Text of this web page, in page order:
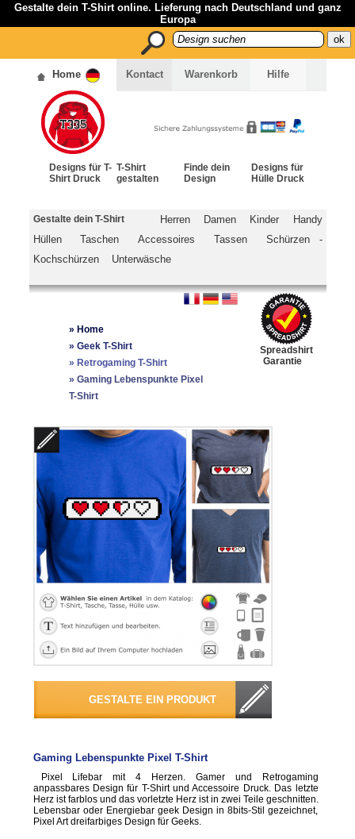
Gestalte dein T-Shirt online. Lieferung nach Deutschland und ganz
Europa
Home Kontact Warenkorb Hilfe
Designs für T-
Shirt Druck
T-Shirt
gestalten
Finde dein
Design
Designs für
Hülle Druck
Gestalte dein T-Shirt Herren Damen Kinder
Handy
Hüllen
Taschen Accessoires Tassen
Schürzen -
Kochschürzen
Unterwäsche
Spreadshirt
Garantie
» Home
» Geek T-Shirt
» Retrogaming T-Shirt
» Gaming Lebenspunkte Pixel
T-Shirt
Gaming Lebenspunkte Pixel T-Shirt
Pixel Lifebar mit 4 Herzen. Gamer und Retrogaming
anpassbares Design für T-Shirt und Accessoire Druck. Das letzte
Herz ist farblos und das vorletzte Herz ist in zwei Teile geschnitten.
Lebensbar oder Energiebar geek Design in 8bits-Stil gezeichnet,
Pixel Art dreifarbiges Design für Geeks.